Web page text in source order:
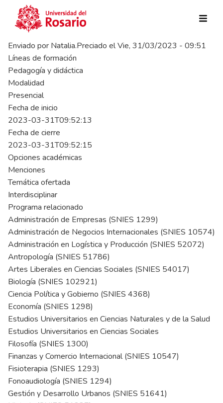
Pasar al contenido principal
Enviado por Natalia.Preciado elVie, 31/03/2023 - 09:51
Líneas de formación
Pedagogía y didáctica
Modalidad
Presencial
Fecha de inicio
2023-03-31T09:52:13
Fecha de cierre
2023-03-31T09:52:15
Opciones académicas
Menciones
Temática ofertada
Interdisciplinar
Programa relacionado
Administración de Empresas (SNIES 1299)
Administración de Negocios Internacionales (SNIES 10574)
Administración en Logística y Producción (SNIES 52072)
Antropología (SNIES 51786)
Artes Liberales en Ciencias Sociales (SNIES 54017)
Biología (SNIES 102921)
Ciencia Política y Gobierno (SNIES 4368)
Economía (SNIES 1298)
Estudios Universitarios en Ciencias Naturales y de la Salud
Estudios Universitarios en Ciencias Sociales
Filosofía (SNIES 1300)
Finanzas y Comercio Internacional (SNIES 10547)
Fisioterapia (SNIES 1293)
Fonoaudiología (SNIES 1294)
Gestión y Desarrollo Urbanos (SNIES 51641)